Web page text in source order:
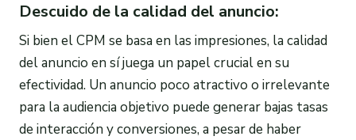
Descuido de la calidad del anuncio:
Si bien el CPM se basa en las impresiones, la calidad
del anuncio en sí juega un papel crucial en su
efectividad. Un anuncio poco atractivo o irrelevante
para la audiencia objetivo puede generar bajas tasas
de interacción y conversiones, a pesar de haber